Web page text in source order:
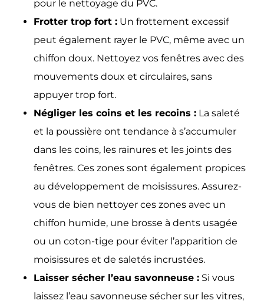
pour le nettoyage du PVC.
Frotter trop fort :Un frottement excessif
peut également rayer le PVC, même avec un
chiffon doux. Nettoyez vos fenêtres avec des
mouvements doux et circulaires, sans
appuyer trop fort.
Négliger les coins et les recoins :La saleté
et la poussière ont tendance à s’accumuler
dans les coins, les rainures et les joints des
fenêtres. Ces zones sont également propices
au développement de moisissures. Assurez-
vous de bien nettoyer ces zones avec un
chiffon humide, une brosse à dents usagée
ou un coton-tige pour éviter l’apparition de
moisissures et de saletés incrustées.
Laisser sécher l’eau savonneuse :Si vous
laissez l’eau savonneuse sécher sur les vitres,